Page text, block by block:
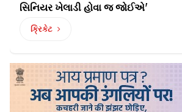
સિનિયર ખેલાડી હોવા જ જોઈએ'
ક્રિકેટ